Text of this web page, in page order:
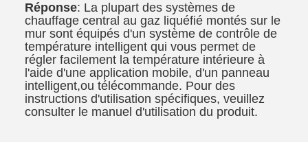
Réponse: La plupart des systèmes de
chauffage central au gaz liquéfié montés sur le
mur sont équipés d'un système de contrôle de
température intelligent qui vous permet de
régler facilement la température intérieure à
l'aide d'une application mobile, d'un panneau
intelligent,ou télécommande. Pour des
instructions d'utilisation spécifiques, veuillez
consulter le manuel d'utilisation du produit.